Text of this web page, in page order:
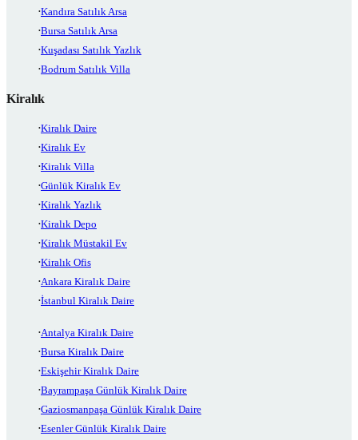
Kandıra Satılık Arsa
Bursa Satılık Arsa
Kuşadası Satılık Yazlık
Bodrum Satılık Villa
Kiralık
Kiralık Daire
Kiralık Ev
Kiralık Villa
Günlük Kiralık Ev
Kiralık Yazlık
Kiralık Depo
Kiralık Müstakil Ev
Kiralık Ofis
Ankara Kiralık Daire
İstanbul Kiralık Daire
Antalya Kiralık Daire
Bursa Kiralık Daire
Eskişehir Kiralık Daire
Bayrampaşa Günlük Kiralık Daire
Gaziosmanpaşa Günlük Kiralık Daire
Esenler Günlük Kiralık Daire